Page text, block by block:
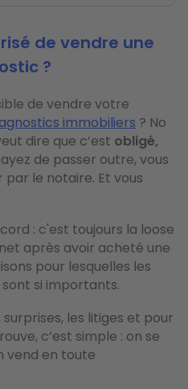
de vendre une
?
de vendre votre
immobiliers ? No
dire que c’est obligé,
de passer outre, vous
le notaire. Et vous
: c'est toujours la loose
après avoir acheté une
pour lesquelles les
sont si importants.
les litiges et pour
c’est simple : on se
vend en toute